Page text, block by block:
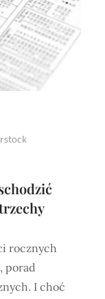
rocznych
porad
I choć